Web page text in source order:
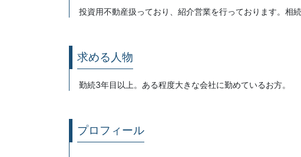
投資用不動産扱っており、紹介営業を行っております。相
求める人物
勤続3年目以上。ある程度大きな会社に勤めているお方。
プロフィール